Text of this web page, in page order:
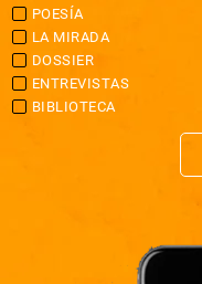
POESÍA
LA MIRADA
DOSSIER
ENTREVISTAS
BIBLIOTECA